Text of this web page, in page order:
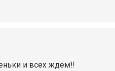
и всех ждём!!